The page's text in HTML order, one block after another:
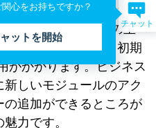
ラットフォーム、オプ
ユーザー数の3つの主
ています。また、初期
がかかります。ビジネス
しいモジュールのアク
追加ができるところが
力です。
チャット
心をお持ちですか？
ットを開始